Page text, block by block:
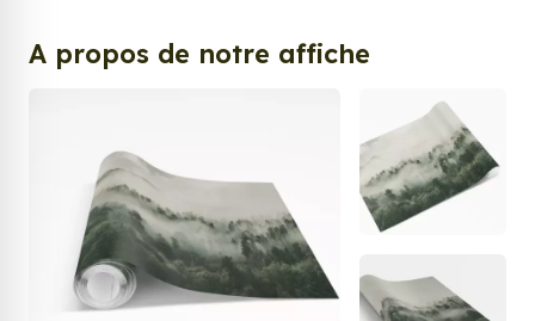
A propos de notre affiche